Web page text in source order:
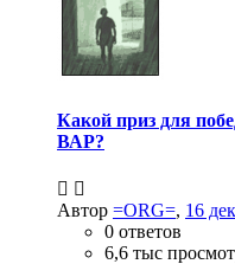
Какой приз для
ВАР?
Автор =ORG=, 16
0 ответов
6,6 тыс